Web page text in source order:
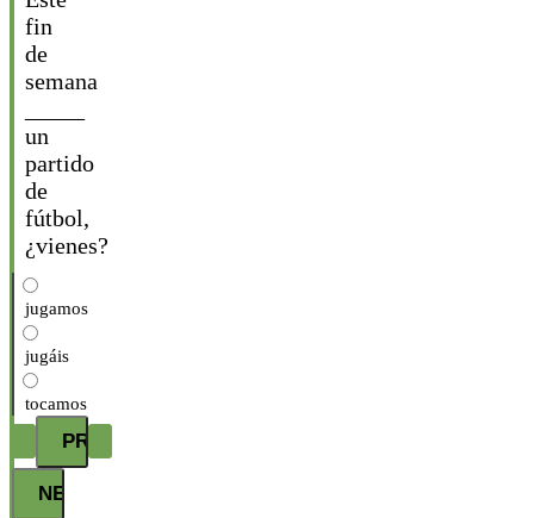
fin
de
semana
un
partido
de
fútbol,
¿vienes?
jugamos
jugáis
tocamos